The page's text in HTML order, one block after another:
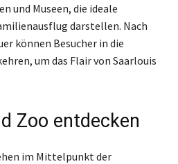
und Museen, die ideale
darstellen. Nach
können Besucher in die
um das Flair von Saarlouis
Zoo entdecken
im Mittelpunkt der